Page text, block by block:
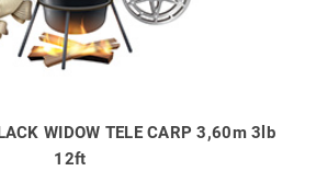
WIDOW TELE CARP 3,60m 3lb
12ft